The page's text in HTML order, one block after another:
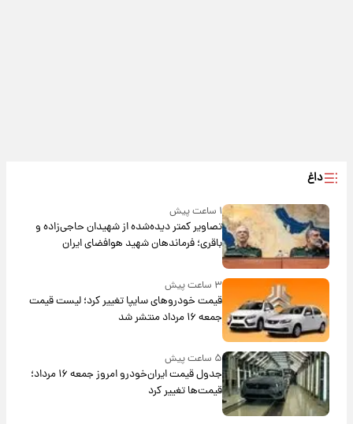
داغ
۱ ساعت پیش
تصاویر کمتر دیده‌شده از شهیدان حاجی‌زاده و
باقری؛ فرماندهان شهید هوافضای ایران
۳ ساعت پیش
قیمت خودروهای سایپا تغییر کرد؛ لیست قیمت
جمعه ۱۶ مرداد منتشر شد
۵ ساعت پیش
جدول قیمت ایران‌خودرو امروز جمعه ۱۶ مرداد؛
قیمت‌ها تغییر کرد